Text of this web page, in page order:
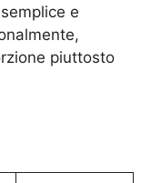
e
piuttosto